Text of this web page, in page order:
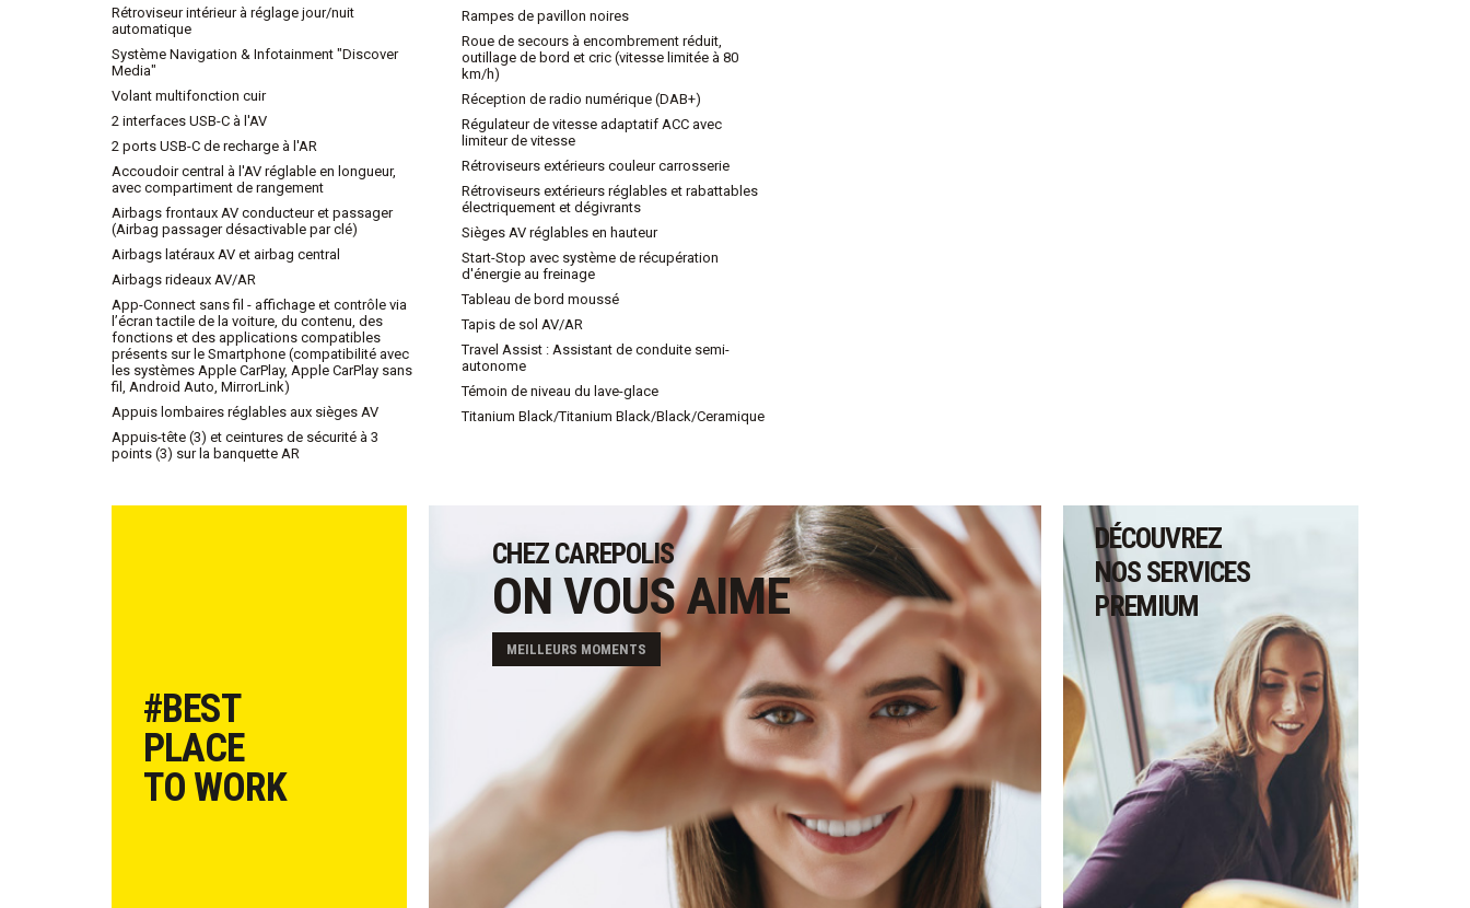
Rétroviseur intérieur à réglage jour/nuit
automatique
Système Navigation & Infotainment "Discover
Media"
Volant multifonction cuir
2 interfaces USB-C à l'AV
2 ports USB-C de recharge à l'AR
Accoudoir central à l'AV réglable en longueur,
avec compartiment de rangement
Airbags frontaux AV conducteur et passager
(Airbag passager désactivable par clé)
Airbags latéraux AV et airbag central
Airbags rideaux AV/AR
App-Connect sans fil - affichage et contrôle via
l’écran tactile de la voiture, du contenu, des
fonctions et des applications compatibles
présents sur le Smartphone (compatibilité avec
les systèmes Apple CarPlay, Apple CarPlay sans
fil, Android Auto, MirrorLink)
Appuis lombaires réglables aux sièges AV
Appuis-tête (3) et ceintures de sécurité à 3
points (3) sur la banquette AR
Rampes de pavillon noires
Roue de secours à encombrement réduit,
outillage de bord et cric (vitesse limitée à 80
km/h)
Réception de radio numérique (DAB+)
Régulateur de vitesse adaptatif ACC avec
limiteur de vitesse
Rétroviseurs extérieurs couleur carrosserie
Rétroviseurs extérieurs réglables et rabattables
électriquement et dégivrants
Sièges AV réglables en hauteur
Start-Stop avec système de récupération
d'énergie au freinage
Tableau de bord moussé
Tapis de sol AV/AR
Travel Assist : Assistant de conduite semi-
autonome
Témoin de niveau du lave-glace
Titanium Black/Titanium Black/Black/Ceramique
#BEST
PLACE
TO WORK
CHEZ CAREPOLIS
ON VOUS AIME
MEILLEURS MOMENTS
DÉCOUVREZ
NOS SERVICES
PREMIUM